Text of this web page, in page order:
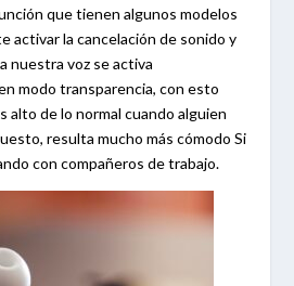
que tienen algunos modelos
activar la cancelación de sonido y
nuestra voz se activa
modo transparencia, con esto
alto de lo normal cuando alguien
resulta mucho más cómodo Si
con compañeros de trabajo.